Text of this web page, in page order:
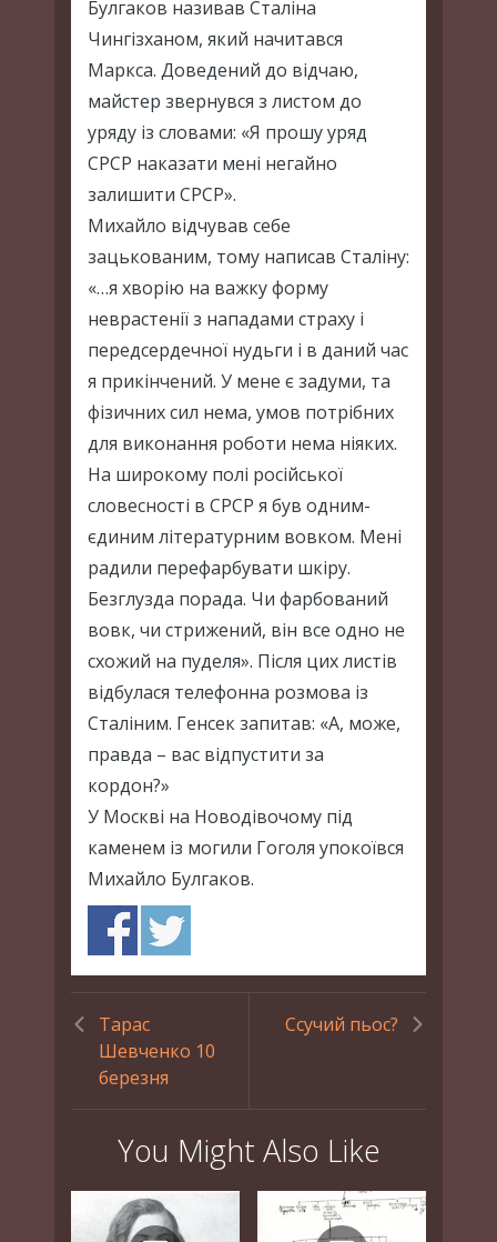
Булгаков називав Сталіна
Чингізханом, який начитався
Маркса. Доведений до відчаю,
майстер звернувся з листом до
уряду із словами: «Я прошу уряд
СРСР наказати мені негайно
залишити СРСР».
Михайло відчував себе
зацькованим, тому написав Сталіну:
«…я хворію на важку форму
неврастенії з нападами страху і
передсердечної нудьги і в даний час
я прикінчений. У мене є задуми, та
фізичних сил нема, умов потрібних
для виконання роботи нема ніяких.
На широкому полі російської
словесності в СРСР я був одним-
єдиним літературним вовком. Мені
радили перефарбувати шкіру.
Безглузда порада. Чи фарбований
вовк, чи стрижений, він все одно не
схожий на пуделя». Після цих листів
відбулася телефонна розмова із
Сталіним. Генсек запитав: «А, може,
правда – вас відпустити за
кордон?»
У Москві на Новодівочому під
каменем із могили Гоголя упокоївся
Михайло Булгаков.
Тарас
Шевченко 10
березня
Ссучий пьос?
You Might Also Like